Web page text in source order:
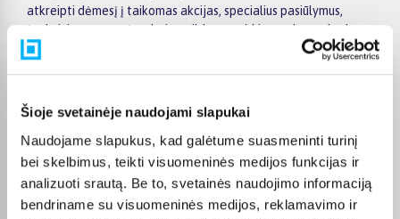
Šioje svetainėje naudojami slapukai
Naudojame slapukus, kad galėtume suasmeninti turinį
bei skelbimus, teikti visuomeninės medijos funkcijas ir
analizuoti srautą. Be to, svetainės naudojimo informaciją
bendriname su visuomeninės medijos, reklamavimo ir
atkreipti dėmesį į taikomas akcijas, specialius pasiūlymus,
techninius parametrus bei papildomas pirkimo sąlygas, kad
būtų lengviau išsirinkti geriausiai jūsų poreikius atitinkantį
susiaurinti asortimentą ir greičiau rasti tinkamą prekę.
Peržiūrėkite „Cumlaude LabIntymi higiena“ pasiūlymus
BIGBOX.LT, palyginkite prekes ir pirkite internetu patogiai.
Pasirinktą prekę pristatysime per jos aprašyme nurodytą
terminą.